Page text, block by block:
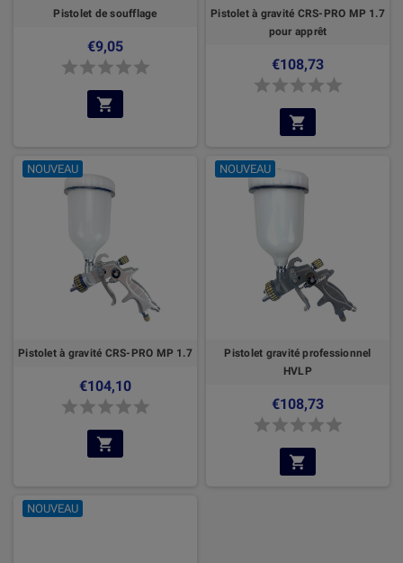
Pistolet de soufflage
€9,05
Pistolet à gravité CRS-PRO MP 1.7
pour apprêt
€108,73
NOUVEAU
Pistolet à gravité CRS-PRO MP 1.7
€104,10
NOUVEAU
Pistolet gravité professionnel
HVLP
€108,73
NOUVEAU